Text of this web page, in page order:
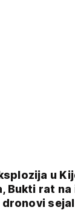
u
Bukti rat